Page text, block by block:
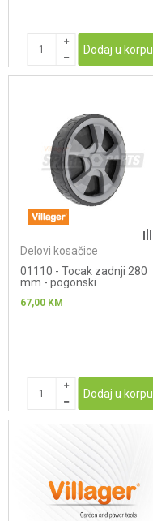
Dodaj u korpu
Delovi kosačice
01110 - Tocak zadnji 280
mm - pogonski
67,00 KM
Dodaj u korpu